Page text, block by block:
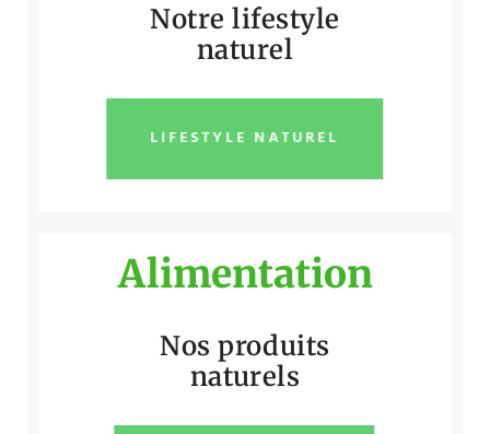
Notre lifestyle
naturel
LIFESTYLE NATUREL
Alimentation
Nos produits
naturels